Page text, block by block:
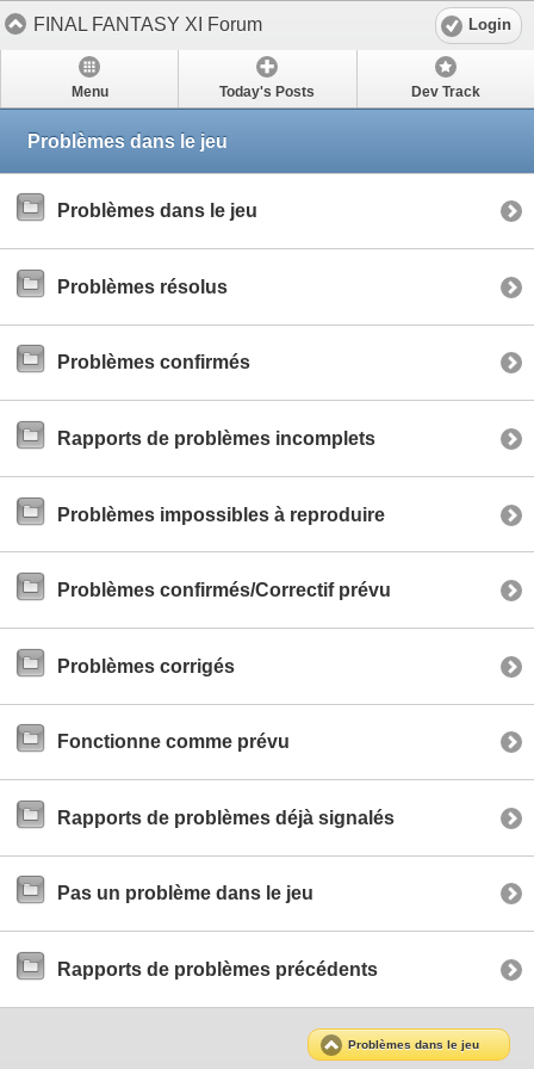
FINAL FANTASY XI Forum Login
Menu Today's Posts Dev Track
Problèmes dans le jeu
Problèmes dans le jeu
Problèmes résolus
Problèmes confirmés
Rapports de problèmes incomplets
Problèmes impossibles à reproduire
Problèmes confirmés/Correctif prévu
Problèmes corrigés
Fonctionne comme prévu
Rapports de problèmes déjà signalés
Pas un problème dans le jeu
Rapports de problèmes précédents
Problèmes dans le jeu